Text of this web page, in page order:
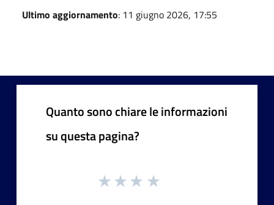
Ultimo aggiornamento: 11 giugno 2026, 17:55
Quanto sono chiare le informazioni
su questa pagina?